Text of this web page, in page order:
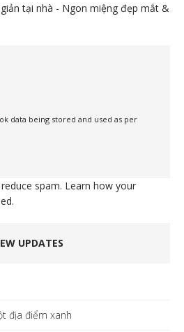
tại nhà - Ngon miệng đẹp mắt &
data being stored and used as per
spam. Learn how your
UPDATES
địa điểm xanh